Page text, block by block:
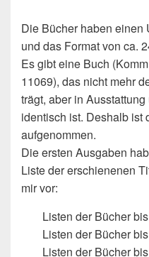
Die Bücher haben einen
und das Format von ca.
Es gibt eine Buch
11069), das nicht mehr
trägt, aber in
identisch ist. Deshalb ist
aufgenommen.
Die ersten Ausgaben
Liste der erschienenen
mir vor:
Listen der Bücher
Listen der Bücher
Listen der Bücher